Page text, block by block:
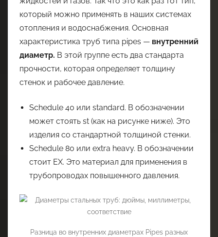
который можно применять в наших системах
отопления и водоснабжения. Основная
характеристика труб типа pipes — внутренний
диаметр. В этой группе есть два стандарта
прочности, которая определяет толщину
стенок и рабочее давление.
Schedule 40 или standard. В обозначении
может стоять st (как на рисунке ниже). Это
изделия со стандартной толщиной стенки.
Schedule 80 или extra heavy. В обозначении
стоит EX. Это материал для применения в
трубопроводах повышенного давления.
Разница во внутренних диаметрах Pipes разных